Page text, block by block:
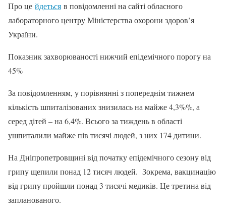
Про це йдеться в повідомленні на сайті обласного
лабораторного центру Міністерства охорони здоров’я
України.
Показник захворюваності нижчий епідемічного порогу на
45%
За повідомленням, у порівнянні з попереднім тижнем
кількість шпиталізованих знизилась на майже 4,3%%, а
серед дітей – на 6,4%. Всього за тиждень в області
ушпиталили майже пів тисячі людей, з них 174 дитини.
На Дніпропетровщині від початку епідемічного сезону від
грипу щепили понад 12 тисяч людей. Зокрема, вакцинацію
від грипу пройшли понад 3 тисячі медиків. Це третина від
запланованого.